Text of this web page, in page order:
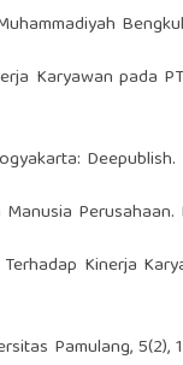
Karyawan pada
Deepublish.
Kinerja
Pamulang, 5(2),